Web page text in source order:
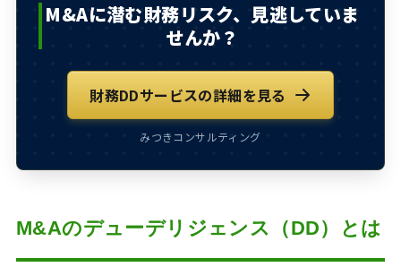
M&Aに潜む財務リスク、見逃していま
せんか？
財務DDサービスの詳細を見る
みつきコンサルティング
M&Aのデューデリジェンス（DD）とは